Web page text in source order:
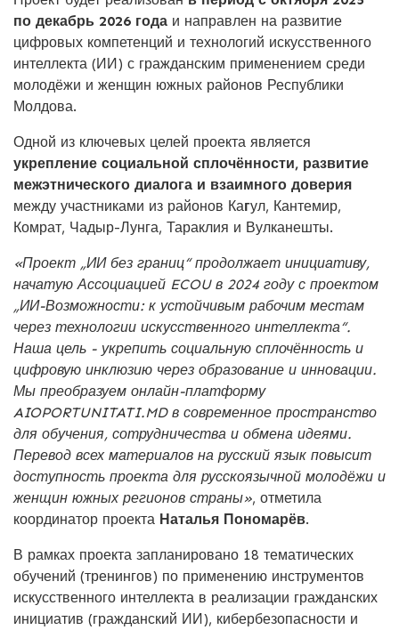
по декабрь 2026 года и направлен на развитие
цифровых компетенций и технологий искусственного
интеллекта (ИИ) с гражданским применением среди
молодёжи и женщин южных районов Республики
Молдова.
Одной из ключевых целей проекта является
укрепление социальной сплочённости, развитие
межэтнического диалога и взаимного доверия
между участниками из районов Кагул, Кантемир,
Комрат, Чадыр-Лунга, Тараклия и Вулканешты.
«Проект „ИИ без границ“ продолжает инициативу,
начатую Ассоциацией ECOU в 2024 году с проектом
„ИИ-Возможности: к устойчивым рабочим местам
через технологии искусственного интеллекта“.
Наша цель - укрепить социальную сплочённость и
цифровую инклюзию через образование и инновации.
Мы преобразуем онлайн-платформу
AIOPORTUNITATI.MD в современное пространство
для обучения, сотрудничества и обмена идеями.
Перевод всех материалов на русский язык повысит
доступность проекта для русскоязычной молодёжи и
женщин южных регионов страны», отметила
координатор проекта Наталья Пономарёв.
В рамках проекта запланировано 18 тематических
обучений (тренингов) по применению инструментов
искусственного интеллекта в реализации гражданских
инициатив (гражданский ИИ), кибербезопасности и